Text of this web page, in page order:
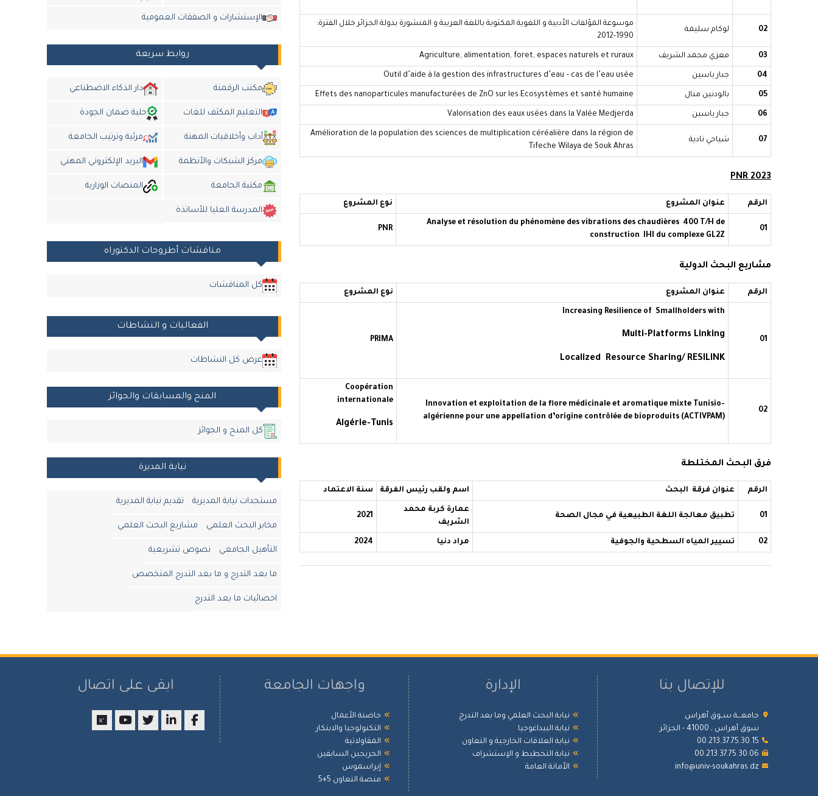
02 لوكام سليمة
موسوعة المؤلفات الأدبية و اللغوية المكتوبة باللغة العربية و المنشورة بدولة الجزائر خلال الفترة:
1990-2012
03 معزي محمد الشريف Agriculture, alimentation, foret, espaces naturels et ruraux
04 جبار ياسين Outil d’aide à la gestion des infrastructures d’eau – cas de l’eau usée
05 بالودنين منال Effets des nanoparticules manufacturées de ZnO sur les Ecosystèmes et santé humaine
06 جبار ياسين Valorisation des eaux usées dans la Valée Medjerda
07 شياحي نادية
Amélioration de la population des sciences de multiplication céréalière dans la région de
Tifeche Wilaya de Souk Ahras
PNR 2023
الرقم عنوان المشروع نوع المشروع
01
Analyse et résolution du phénomène des vibrations des chaudières 400 T/H de
construction IHI du complexe GL2Z
PNR
مشاريع البحث الدولية
الرقم عنوان المشروع نوع المشروع
01
Increasing Resilience of Smallholders with
Multi-Platforms Linking
Localized Resource Sharing/ RESILINK
PRIMA
02
Innovation et exploitation de la flore médicinale et aromatique mixte Tunisio-
algérienne pour une appellation d’origine contrôlée de bioproduits (ACTIVPAM)
Coopération
internationale
Algérie-Tunis
فرق البحث المختلطة
الرقم عنوان فرقة البحث اسم ولقب رئيس الفرقة سنة الاعتماد
01 تطبيق معالجة اللغة الطبيعية في مجال الصحة
عمارة كربة محمد
الشريف
2021
02 تسيير المياه السطحية والجوفية مراد دنيا 2024
الإستشارات و الصفقات العمومية
روابط سريعة
مكتب الرقمنة دار الذكاء الاضطناعي
التعليم المكثف للغات خلية ضمان الجودة
أداب وأخلاقيات المهنة مرئية وترتيب الجامعة
مركز الشبكات والأنظمة البريد الإلكتروني المهني
مكتبة الجامعة المنصات الوزارية
المدرسة العليا للأساتذة
مناقشات أطروحات الدكتوراه
كل المناقشات
الفعاليات و النشاطات
عرض كل النشاطات
المنح والمسابقات والجوائز
كل المنح و الجوائز
نيابة المديرة
مستجدات نيابة المديرية تقديم نيابة المديرية
مخابر البحث العلمي مشاريع البحث العلمي
التأهيل الجامعي نصوص تشريعية
ما بعد التدرج و ما بعد التدرج المتخصص
احصائيات ما بعد التدرج
للإتصال بنا
جامعـــة ســوق أهراس
سوق أهراس , 41000 - الجزائر
00.213.37.75.30.15
00.213.37.75.30.06
info@univ-soukahras.dz
الإدارة
نيابة البحث العلمي وما بعد التدرج
نيابة البيداغوجيا
نيابة العلاقات الخارجية و التعاون
نيابة التخطيط و الإستشراف
الأمانة العامة
واجهات الجامعة
حاضنة الأعمال
التكنولوجيا والابتكار
المقاولاتية
الخريجين السابقين
إيراسموس
منصة التعاون 5+5
ابقى على اتصال